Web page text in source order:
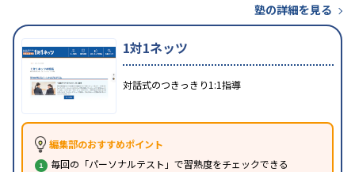
塾の詳細を見る
1対1ネッツ
対話式のつきっきり1:1指導
編集部のおすすめポイント
毎回の「パーソナルテスト」で習熟度をチェックできる